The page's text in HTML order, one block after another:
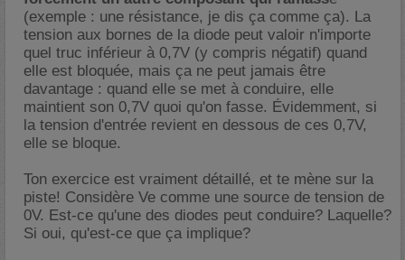
(exemple : une résistance, je dis ça comme ça). La
tension aux bornes de la diode peut valoir n'importe
quel truc inférieur à 0,7V (y compris négatif) quand
elle est bloquée, mais ça ne peut jamais être
davantage : quand elle se met à conduire, elle
maintient son 0,7V quoi qu'on fasse. Évidemment, si
la tension d'entrée revient en dessous de ces 0,7V,
elle se bloque.
Ton exercice est vraiment détaillé, et te mène sur la
piste! Considère Ve comme une source de tension de
0V. Est-ce qu'une des diodes peut conduire? Laquelle?
Si oui, qu'est-ce que ça implique?